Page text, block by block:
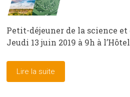
Petit-déjeuner de la science
Jeudi 13 juin 2019 à 9h à
Lire la suite